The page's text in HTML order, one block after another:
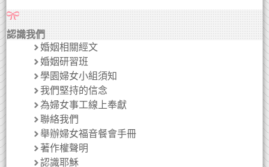
認識我們
婚姻相關經文
婚姻研習班
學園婦女小組須知
我們堅持的信念
為婦女事工線上奉獻
聯絡我們
舉辦婦女福音餐會手冊
著作權聲明
認識耶穌